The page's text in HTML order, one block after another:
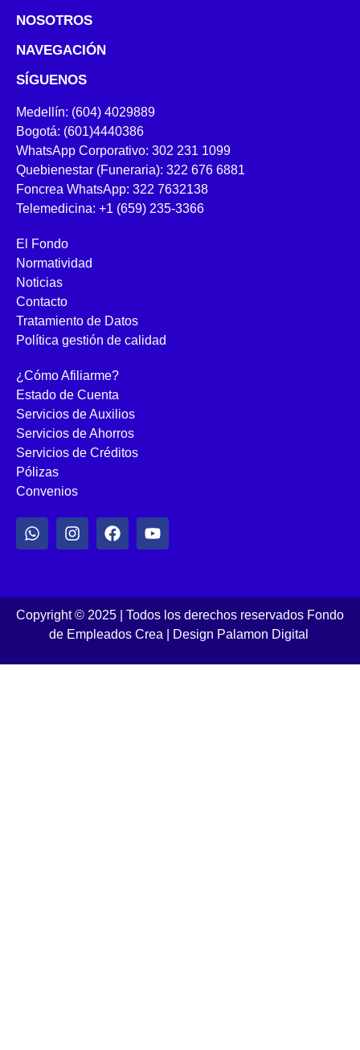
NOSOTROS
NAVEGACIÓN
SÍGUENOS
Medellín: (604) 4029889
Bogotá: (601)4440386
WhatsApp Corporativo: 302 231 1099
Quebienestar (Funeraria): 322 676 6881
Foncrea WhatsApp: 322 7632138
Telemedicina: +1 (659) 235-3366
El Fondo
Normatividad
Noticias
Contacto
Tratamiento de Datos
Política gestión de calidad
¿Cómo Afiliarme?
Estado de Cuenta
Servicios de Auxilios
Servicios de Ahorros
Servicios de Créditos
Pólizas
Convenios
Copyright © 2025 | Todos los derechos reservados Fondo
de Empleados Crea
Design Palamon Digital